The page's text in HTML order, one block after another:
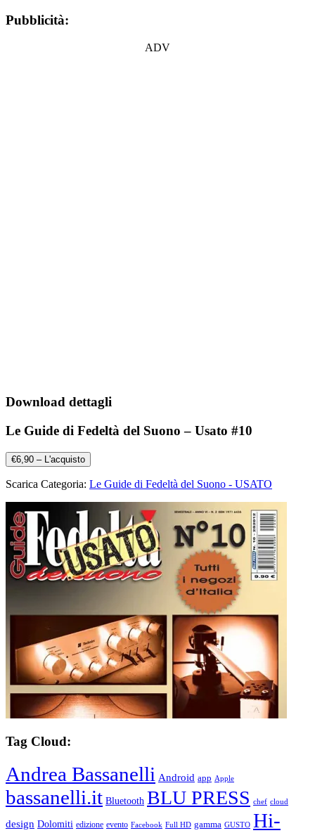
Pubblicità:
ADV
Download dettagli
Le Guide di Fedeltà del Suono – Usato #10
€6,90 – L'acquisto
Scarica Categoria: Le Guide di Fedeltà del Suono - USATO
Tag Cloud:
Andrea Bassanelli Android app Apple
bassanelli.it Bluetooth BLU PRESS chef cloud
design Dolomiti edizione evento Facebook Full HD gamma GUSTO Hi-